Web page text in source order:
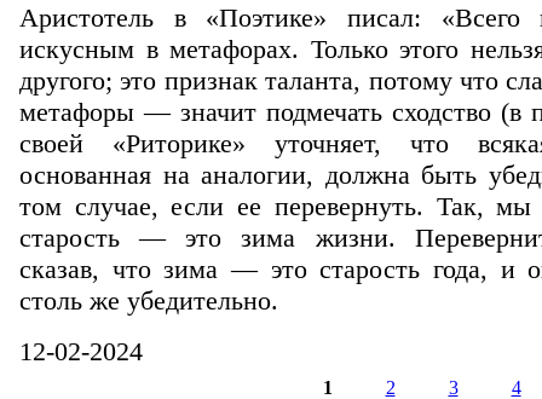
Аристотель в «Поэтике» писал: «Всего
искусным в метафорах. Только этого
другого; это признак таланта, потому что
метафоры — значит подмечать сходство (в
своей «Риторике» уточняет, что
основанная на аналогии, должна быть
том случае, если ее перевернуть. Так, мы
старость — это зима жизни.
сказав, что зима — это старость года, и
столь же убедительно.
12-02-2024
1 2 3 4